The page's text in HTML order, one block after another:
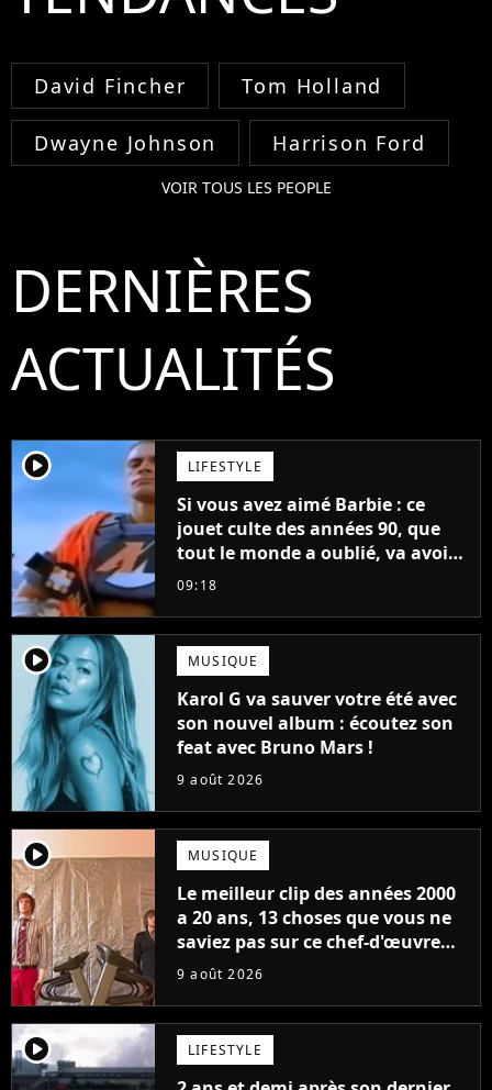
David Fincher Tom Holland
Dwayne Johnson Harrison Ford
VOIR TOUS LES PEOPLE
DERNIÈRES
ACTUALITÉS
player2 LIFESTYLE
Si vous avez aimé Barbie : ce
jouet culte des années 90, que
tout le monde a oublié, va avoir
un film
09:18
player2 MUSIQUE
Karol G va sauver votre été avec
son nouvel album : écoutez son
feat avec Bruno Mars !
9 août 2026
player2 MUSIQUE
Le meilleur clip des années 2000
a 20 ans, 13 choses que vous ne
saviez pas sur ce chef-d'œuvre
qui a révolutionné YouTube
9 août 2026
player2 LIFESTYLE